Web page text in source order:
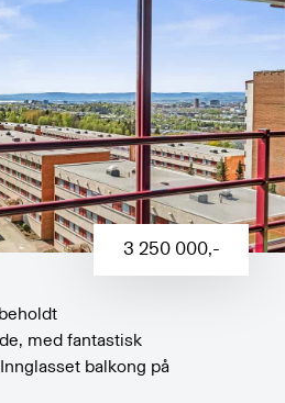
3 250 000,-
med fantastisk
balkong på